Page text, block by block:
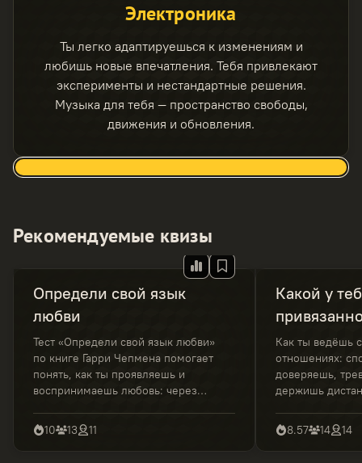
Электроника
Ты легко адаптируешься к изменениям и
любишь новые впечатления. Тебя привлекают
эксперименты и нестандартные решения.
Музыка для тебя — пространство свободы,
движения и обновления.
Рекомендуемые квизы
Определи свой язык
любви
Тест «Определи свой язык любви»
по книге Гарри Чепмена помогает
понять, как ты проявляешь и
воспринимаешь любовь: через
прикосновения. Короткий тест с
понятной расшифровкой
результатов.
10 13 11
Какой у
Как ты ведёшь
отношениях:
доверяешь,
держишь
простой и
8.57 14 14